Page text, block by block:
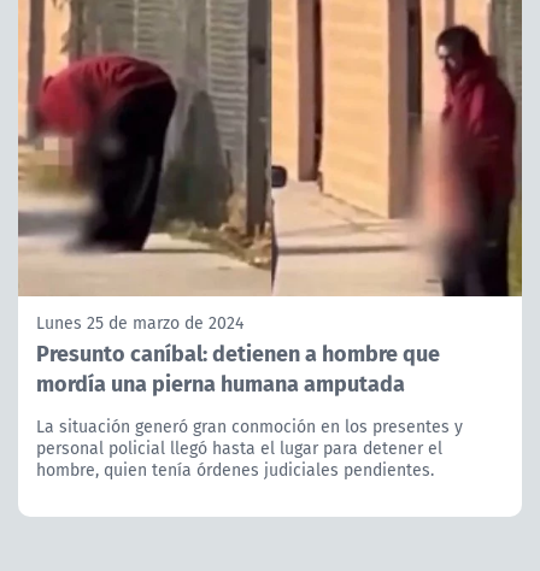
Lunes 25 de marzo de 2024
Presunto caníbal: detienen a hombre que
mordía una pierna humana amputada
La situación generó gran conmoción en los presentes y
personal policial llegó hasta el lugar para detener el
hombre, quien tenía órdenes judiciales pendientes.